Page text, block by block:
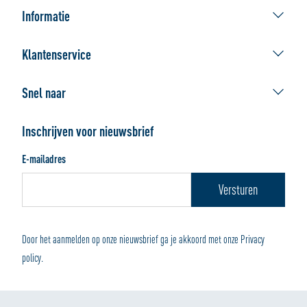
Inschrijven voor nieuwsbrief
E-mailadres
Door het aanmelden op onze nieuwsbrief ga je akkoord met onze Privacy
policy.
Informatie
ALLSAFE geeft ruimte
De beste verhuisdoos
Klantenservice
Contact Webshop
Bestellen
Betalen en retourneren
Handleidingen
Snel naar
Verhuisdozen
Wonen en Opbergen